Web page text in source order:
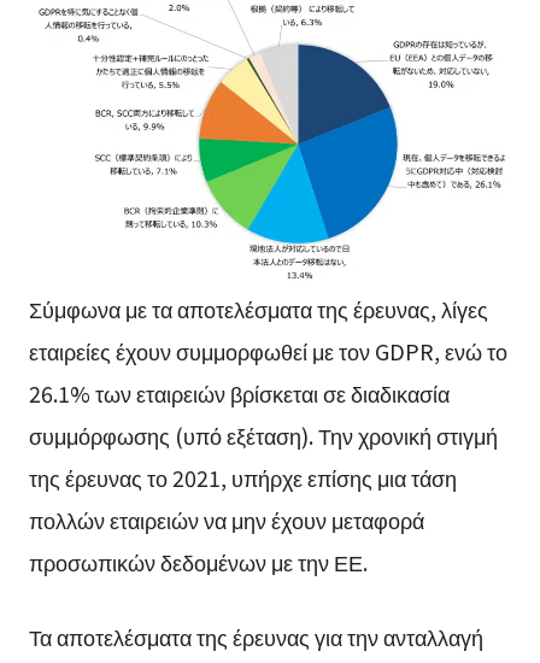
Σύμφωνα με τα αποτελέσματα της έρευνας, λίγες
εταιρείες έχουν συμμορφωθεί με τον GDPR, ενώ το
26.1% των εταιρειών βρίσκεται σε διαδικασία
συμμόρφωσης (υπό εξέταση). Την χρονική στιγμή
της έρευνας το 2021, υπήρχε επίσης μια τάση
πολλών εταιρειών να μην έχουν μεταφορά
προσωπικών δεδομένων με την ΕΕ.
Τα αποτελέσματα της έρευνας για την ανταλλαγή